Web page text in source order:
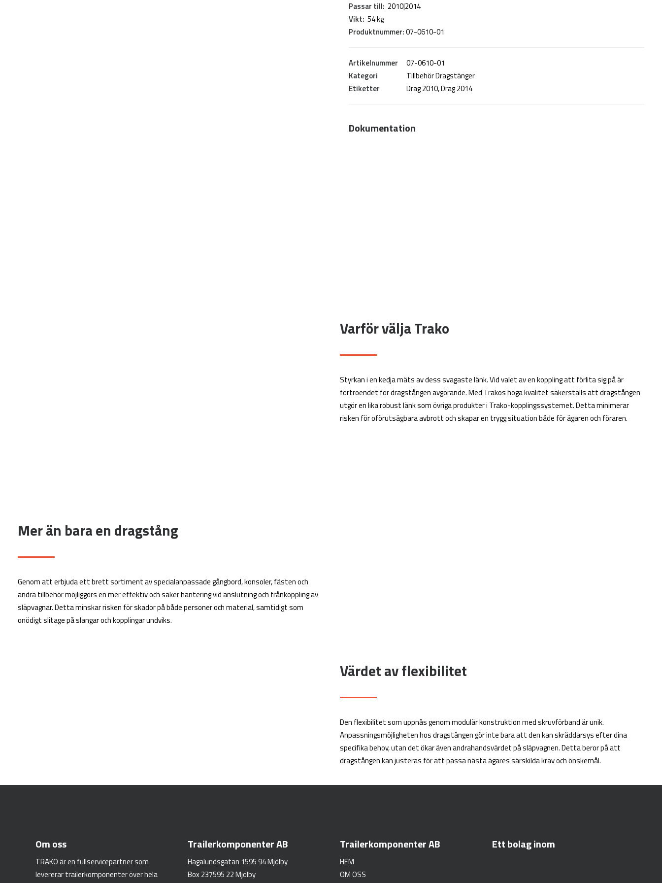
Passar till: 2010|2014
Vikt: 54 kg
Produktnummer:07-0610-01
Artikelnummer
07-0610-01
Kategori
Tillbehör Dragstänger
Etiketter
Drag 2010,Drag 2014
Dokumentation
Varför välja Trako
Styrkan i en kedja mäts av dess svagaste länk. Vid valet av en koppling att förlita sig på är
förtroendet för dragstången avgörande. Med Trakos höga kvalitet säkerställs att dragstången
utgör en lika robust länk som övriga produkter i Trako-kopplingssystemet. Detta minimerar
risken för oförutsägbara avbrott och skapar en trygg situation både för ägaren och föraren.
Mer än bara en dragstång
Genom att erbjuda ett brett sortiment av specialanpassade gångbord, konsoler, fästen och
andra tillbehör möjliggörs en mer effektiv och säker hantering vid anslutning och frånkoppling av
släpvagnar. Detta minskar risken för skador på både personer och material, samtidigt som
onödigt slitage på slangar och kopplingar undviks.
Värdet av flexibilitet
Den flexibilitet som uppnås genom modulär konstruktion med skruvförband är unik.
Anpassningsmöjligheten hos dragstången gör inte bara att den kan skräddarsys efter dina
specifika behov, utan det ökar även andrahandsvärdet på släpvagnen. Detta beror på att
dragstången kan justeras för att passa nästa ägares särskilda krav och önskemål.
Om oss
TRAKO är en fullservicepartner som
levererar trailerkomponenter över hela
Trailerkomponenter AB
Hagalundsgatan 1595 94 Mjölby
Box 237595 22 Mjölby
Trailerkomponenter AB
HEM
OM OSS
Ett bolag inom